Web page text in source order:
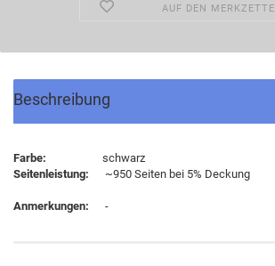
AUF DEN
Beschreibung
Farbe:
schwarz
Seitenleistung: ~950 Seiten bei 5% Deckung
Anmerkungen: -